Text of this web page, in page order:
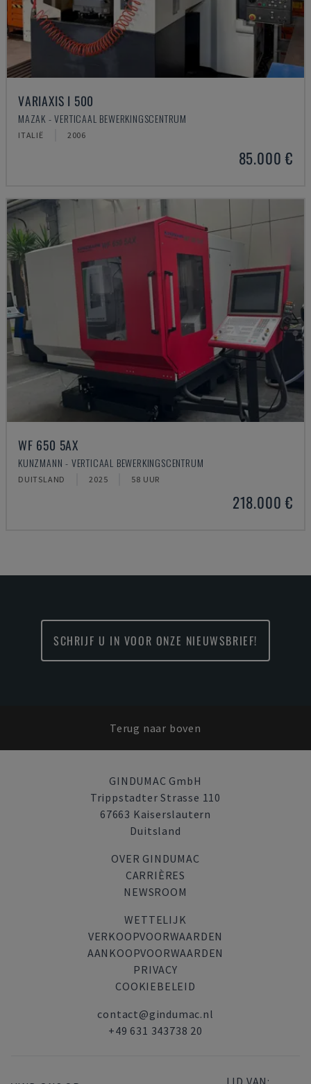
VARIAXIS I 500
MAZAK - VERTICAAL BEWERKINGSCENTRUM
ITALIË 2006
85.000 €
WF 650 5AX
KUNZMANN - VERTICAAL BEWERKINGSCENTRUM
DUITSLAND 2025 58 UUR
218.000 €
SCHRIJF U IN VOOR ONZE NIEUWSBRIEF!
Terug naar boven
GINDUMAC GmbH
Trippstadter Strasse 110
67663 Kaiserslautern
Duitsland
OVER GINDUMAC
CARRIÈRES
NEWSROOM
WETTELIJK
VERKOOPVOORWAARDEN
AANKOOPVOORWAARDEN
PRIVACY
COOKIEBELEID
contact@gindumac.nl
+49 631 343738 20
LID VAN: